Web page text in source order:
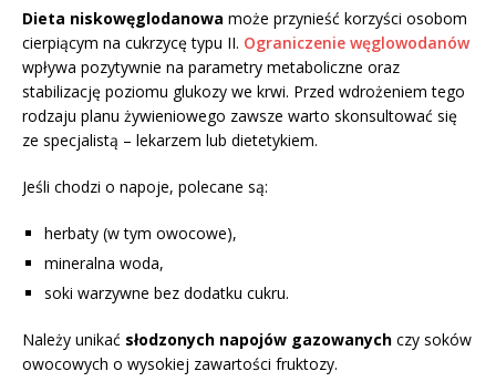
Dieta niskowęglodanowa może przynieść korzyści osobom
cierpiącym na cukrzycę typu II. Ograniczenie węglowodanów
wpływa pozytywnie na parametry metaboliczne oraz
stabilizację poziomu glukozy we krwi. Przed wdrożeniem tego
rodzaju planu żywieniowego zawsze warto skonsultować się
ze specjalistą – lekarzem lub dietetykiem.
Jeśli chodzi o napoje, polecane są:
herbaty (w tym owocowe),
mineralna woda,
soki warzywne bez dodatku cukru.
Należy unikać słodzonych napojów gazowanych czy soków
owocowych o wysokiej zawartości fruktozy.